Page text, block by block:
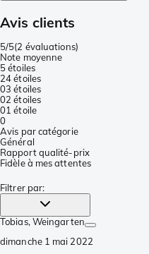
Avis clients
5/5(2 évaluations)
Note moyenne
5 étoiles
24 étoiles
03 étoiles
02 étoiles
01 étoile
0
Avis par catégorie
Général
Rapport qualité-prix
Fidèle à mes attentes
Filtrer par:
Tobias, Weingarten
dimanche 1 mai 2022